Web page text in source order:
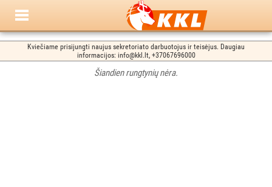
Kviečiame prisijungti naujus sekretoriato darbuotojus ir teisėjus. Daugiau
informacijos: info@kkl.lt, +37067696000
Šiandien rungtynių nėra.